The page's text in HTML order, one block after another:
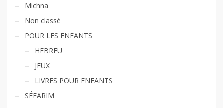
Michna
Non classé
POUR LES ENFANTS
HEBREU
JEUX
LIVRES POUR ENFANTS
SÉFARIM